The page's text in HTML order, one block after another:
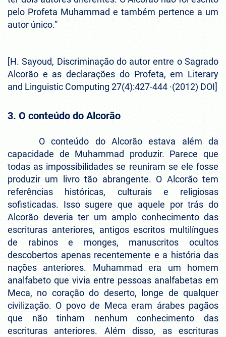
pelo Profeta Muhammad e também pertence a um
autor único.”
[H. Sayoud, Discriminação do autor entre o Sagrado
Alcorão e as declarações do Profeta, em Literary
and Linguistic Computing 27(4):427-444 ·(2012) DOI]
3. O conteúdo do Alcorão
O conteúdo do Alcorão estava além da
capacidade de Muhammad produzir. Parece que
todas as impossibilidades se reuniram se ele fosse
produzir um livro tão abrangente. O Alcorão tem
referências históricas, culturais e religiosas
sofisticadas. Isso sugere que aquele por trás do
Alcorão deveria ter um amplo conhecimento das
escrituras anteriores, antigos escritos multilíngues
de rabinos e monges, manuscritos ocultos
descobertos apenas recentemente e a história das
nações anteriores. Muhammad era um homem
analfabeto que vivia entre pessoas analfabetas em
Meca, no coração do deserto, longe de qualquer
civilização. O povo de Meca eram árabes pagãos
que não tinham nenhum conhecimento das
escrituras anteriores. Além disso, as escrituras